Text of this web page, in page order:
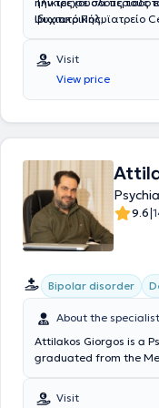
ψυχιατρικής,
Ιδιωτικό Πολυϊατρείο
(ΕΚΕΨΥΕ) στον
Υπηρεσίας
παράλληλα παρέχει
Σακελλαρόπουλος, στο
Visit
View price
9.6|
Bipolar disorder
About the specialist
Attilakos Giorgos is a
graduated from the
range of specialized
Visit